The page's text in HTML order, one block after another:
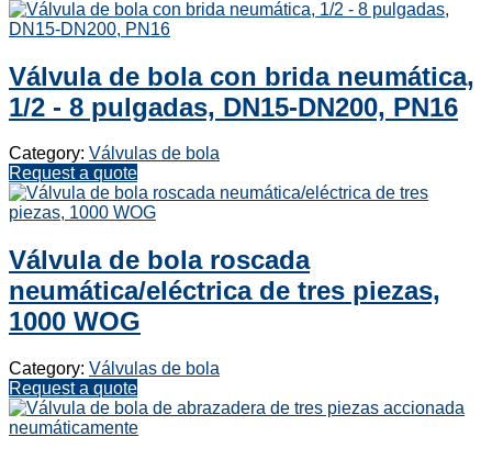
Válvula de bola con brida neumática,
1/2 - 8 pulgadas, DN15-DN200, PN16
Category: Válvulas de bola
Request a quote
Válvula de bola roscada
neumática/eléctrica de tres piezas,
1000 WOG
Category: Válvulas de bola
Request a quote